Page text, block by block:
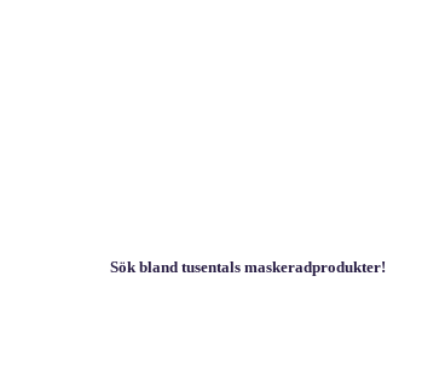
Sök bland tusentals maskeradprodukter!